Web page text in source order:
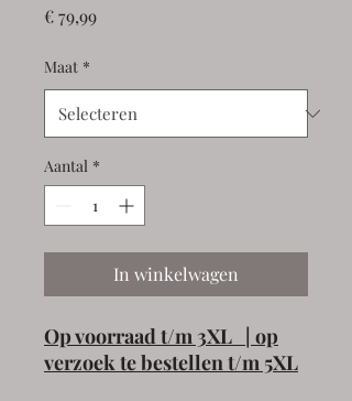
€ 79,99Prijs
Maat *
Aantal *
In winkelwagen
Op voorraad t/m 3XL | op
verzoek te bestellen t/m 5XL